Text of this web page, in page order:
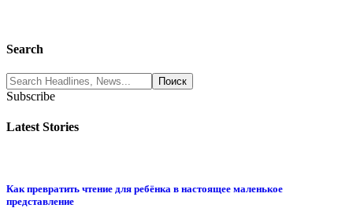
Search
Subscribe
Latest Stories
Как превратить чтение для ребёнка в настоящее маленькое
представление